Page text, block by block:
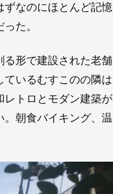
ずなのにほとんど記憶
った。
る形で建設された老舗
いるむすこのの隣は
レトロとモダン建築が
朝食バイキング、温